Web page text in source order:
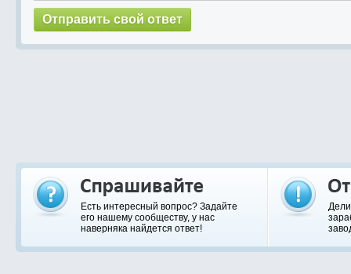
Есть интересный вопрос? Задайте
его нашему сообществу, у нас
наверняка найдется ответ!